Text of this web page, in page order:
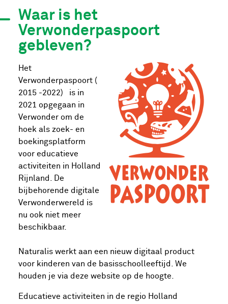
Waar is het
Verwonderpaspoort
gebleven?
Het
Verwonderpaspoort (
2015 -2022) is in
2021 opgegaan in
Verwonder om de
hoek als zoek- en
boekingsplatform
voor educatieve
activiteiten in Holland
Rijnland. De
bijbehorende digitale
Verwonderwereld is
nu ook niet meer
beschikbaar.
Naturalis werkt aan een nieuw digitaal product
voor kinderen van de basisschoolleeftijd. We
houden je via deze website op de hoogte.
Educatieve activiteiten in de regio Holland